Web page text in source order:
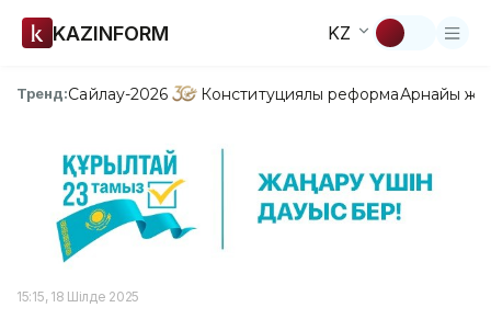
KAZINFORM KZ
Тренд:Сайлау-2026 Конституциялық реформаАрнайы
15:15, 18 Шілде 2025